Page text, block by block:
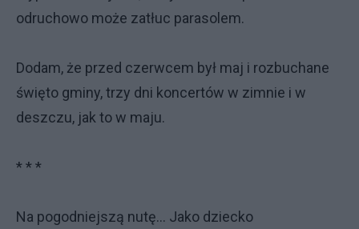
odruchowo może zatłuc parasolem.
Dodam, że przed czerwcem był maj i rozbuchane
święto gminy, trzy dni koncertów w zimnie i w
deszczu, jak to w maju.
* * *
Na pogodniejszą nutę... Jako dziecko